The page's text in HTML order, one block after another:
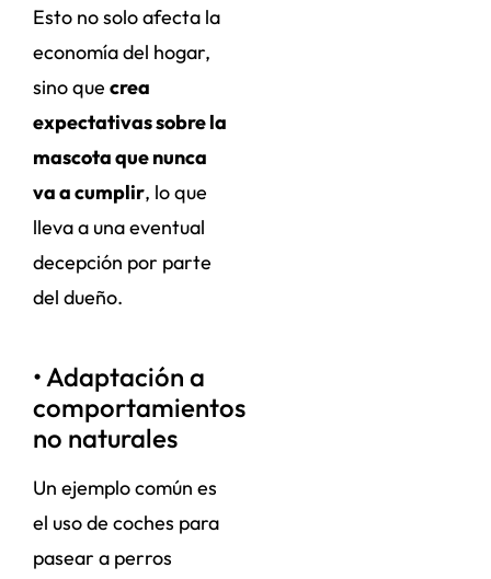
Esto no solo afecta la
economía del hogar,
sino que crea
expectativas sobre la
mascota que nunca
va a cumplir, lo que
lleva a una eventual
decepción por parte
del dueño.
• Adaptación a
comportamientos
no naturales
Un ejemplo común es
el uso de coches para
pasear a perros